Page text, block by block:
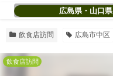
広島県・山口
飲食店訪問 広島市中区
飲食店訪問